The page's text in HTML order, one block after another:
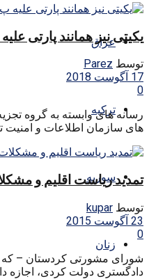
عراق
ترکیه
سوریه
زنان
یکیتی نیز همانند پارتی
توسط Parez
17 آگوست 2018
0
رسانه های وابسته به گروه
های سازمان اطلاعات و امنیت
تمدید ریاست اقلیم و
توسط kupar
23 آگوست 2015
0
شورای مشورتی کردستان – که
دادگستری دولت کردی، اجازه